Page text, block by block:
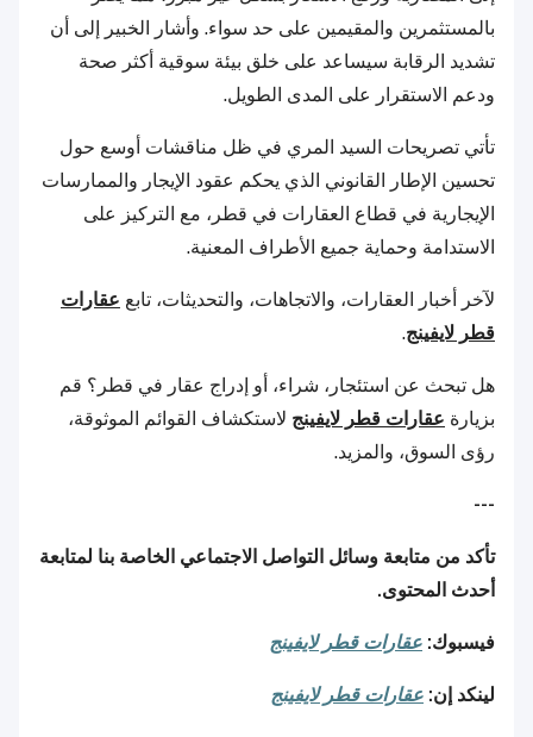
بالمستثمرين والمقيمين على حد سواء. وأشار الخبير إلى أن
تشديد الرقابة سيساعد على خلق بيئة سوقية أكثر صحة
ودعم الاستقرار على المدى الطويل.
تأتي تصريحات السيد المري في ظل مناقشات أوسع حول
تحسين الإطار القانوني الذي يحكم عقود الإيجار والممارسات
الإيجارية في قطاع العقارات في قطر، مع التركيز على
الاستدامة وحماية جميع الأطراف المعنية.
لآخر أخبار العقارات، والاتجاهات، والتحديثات، تابع عقارات
قطر لايفينج.
هل تبحث عن استئجار، شراء، أو إدراج عقار في قطر؟ قم
بزيارة عقارات قطر لايفينج لاستكشاف القوائم الموثوقة،
رؤى السوق، والمزيد.
---
تأكد من متابعة وسائل التواصل الاجتماعي الخاصة بنا لمتابعة
أحدث المحتوى.
فيسبوك: عقارات قطر لايفينج
لينكد إن: عقارات قطر لايفينج